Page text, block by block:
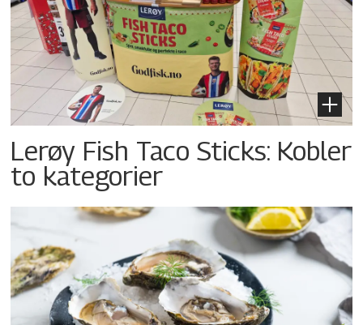
Lerøy Fish Taco Sticks: Kobler
to kategorier